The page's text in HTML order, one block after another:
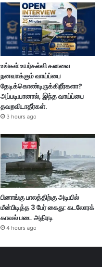
உங்கள் உயர்கல்வி கனவை
நனவாக்கும் வாய்ப்பை
தேடிக்கொண்டிருக்கிறீர்களா?
அப்படியானால், இந்த வாய்ப்பை
தவறவிடாதீர்கள்.
3 hours ago
பினாங்கு பாலத்திற்கு அடியில்
மீன்பிடித்த 3 பேர் கைது: கடலோரக்
காவல் படை அதிரடி
4 hours ago